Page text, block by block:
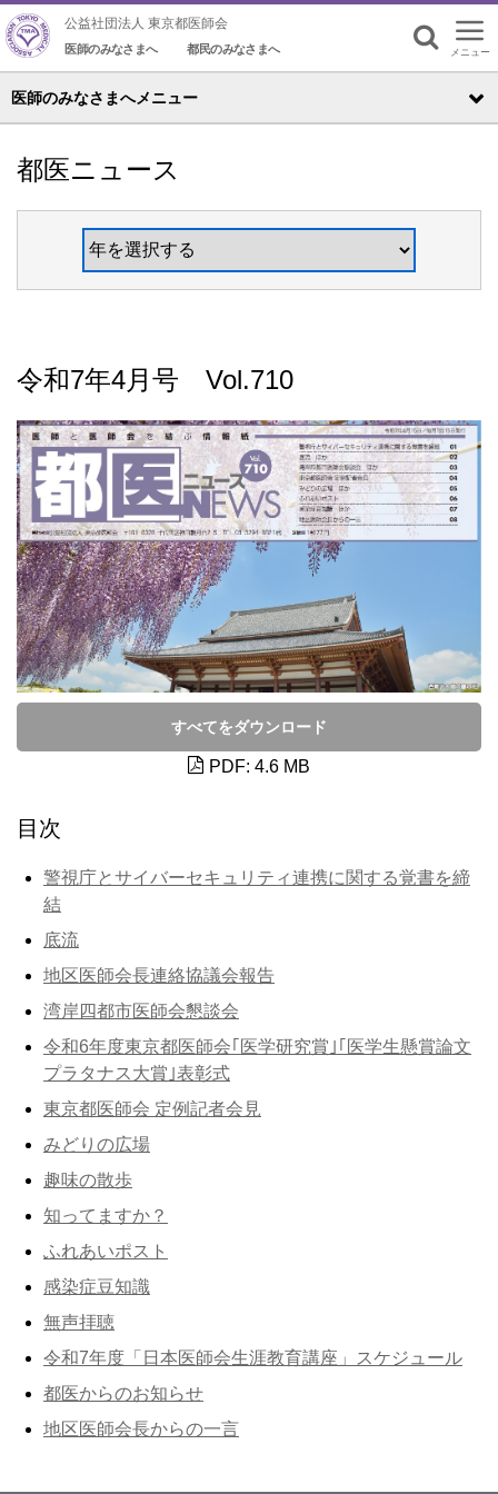
公益社団法人 東京都医師会
医師のみなさまへ 都民のみなさまへ メニュー
検索
医師のみなさまへメニュー
都医ニュース
令和7年4月号 Vol.710
すべてをダウンロード
PDF: 4.6 MB
目次
警視庁とサイバーセキュリティ連携に関する覚書を締
結
底流
地区医師会長連絡協議会報告
湾岸四都市医師会懇談会
令和6年度東京都医師会｢医学研究賞｣｢医学生懸賞論文
プラタナス大賞｣表彰式
東京都医師会 定例記者会見
みどりの広場
趣味の散歩
知ってますか？
ふれあいポスト
感染症豆知識
無声拝聴
令和7年度「日本医師会生涯教育講座」スケジュール
都医からのお知らせ
地区医師会長からの一言